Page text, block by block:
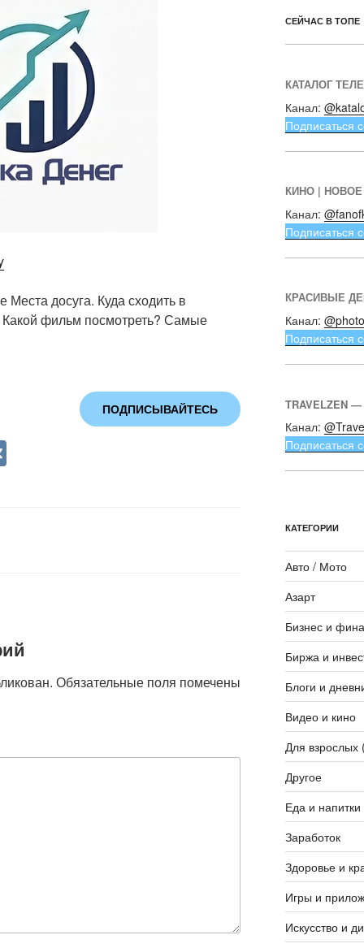
досуга. Куда сходить в
фильм посмотреть? Самые
ПОДПИСЫВАЙТЕСЬ
Обязательные поля помечены
СЕЙЧАС В ТОПЕ
КАТАЛОГ
Канал:
Подписаться
КИНО |
Канал:
Подписаться
КРАСИВЫЕ
Канал:
Подписаться
TRAVELZEN
Канал:
Подписаться
КАТЕГОРИИ
Авто / Мото
Азарт
Бизнес и
Биржа и
Блоги и
Видео и кино
Для взрослых
Другое
Еда и напитки
Заработок
Здоровье и
Игры и
Искусство и